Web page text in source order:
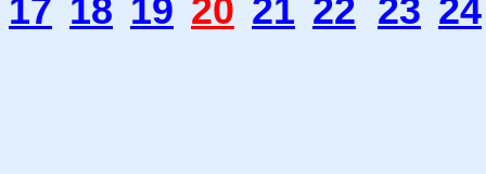
17 18 19 20 21 22 23 24